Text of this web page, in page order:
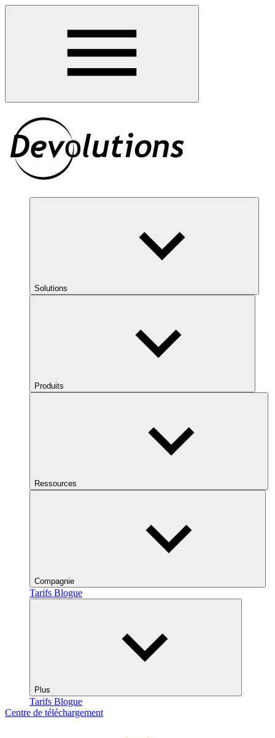
Solutions
Produits
Ressources
Compagnie
Tarifs Blogue
Plus
Tarifs Blogue
Centre de téléchargement